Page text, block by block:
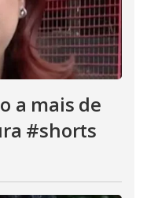
a mais de
#shorts